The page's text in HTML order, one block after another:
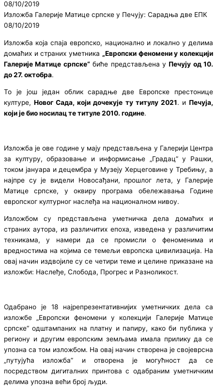
08/10/2019
Изложба Галерије Матице српске у Печују: Сарадња две ЕПК
08/10/2019
Изложба која спаја европско, национално и локално у делима
домаћих и страних уметника „Европски феномени у колекцији
Галерије Матице српске“биће представљена у Печују од 10.
до 27. октобра.
То је још један облик сарадње две Европске престонице
културе,Новог Сада, који дочекује ту титулу 2021. и Печуја,
који је био носилац те титуле 2010. године.
Изложба је ове године у мају представљена у Галерији Центра
за културу, образовање и информисање „Градац” у Рашки,
током јануара и децембра у Музеју Херцеговине у Требињу, а
најпре су је видели Новосађани, прошлог лета, у Галерије
Матице српске, у оквиру програма обележавања Године
европског културног наслеђа на националном нивоу.
Изложбом су представљена уметничка дела домаћих и
страних аутора, из различитих епоха, изведена у различитим
техникама, у намери да се промисли о феноменима и
вредностима на којима се темељи европска цивилизација. На
овај начин издвојиле су се четири теме и целине приказане на
изложби: Наслеђе, Слобода, Прогрес и Разноликост.
Одабрано је 18 најрепрезентативнијих уметничких дела са
изложбе „Европски феномени у колекцији Галерије Матице
српске“ одштампаних на платну и папиру, како би публика у
региону и другим европским земљама имала прилику да се
упозна са том изложбом. На овај начин створена је својеврсна
„путујућа изложба” и отворена је могућност да се
посредством дигиталних принтова с одабраним уметничким
делима упозна већи број људи.